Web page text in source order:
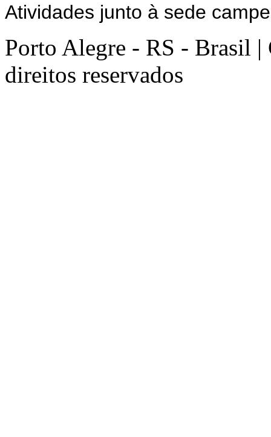
Atividades junto à sede
Porto Alegre - RS - Brasil
direitos reservados